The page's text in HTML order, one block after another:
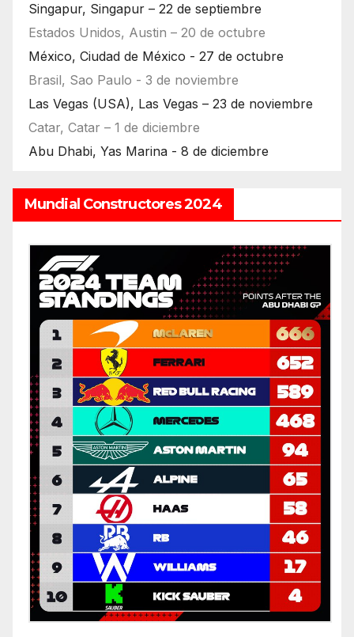
Singapur, Singapur – 22 de septiembre
Estados Unidos, Austin – 20 de octubre
México, Ciudad de México - 27 de octubre
Brasil, Sao Paulo - 3 de noviembre
Las Vegas (USA), Las Vegas – 23 de noviembre
Catar, Catar – 1 de diciembre
Abu Dhabi, Yas Marina - 8 de diciembre
Mundial Constructores 2024